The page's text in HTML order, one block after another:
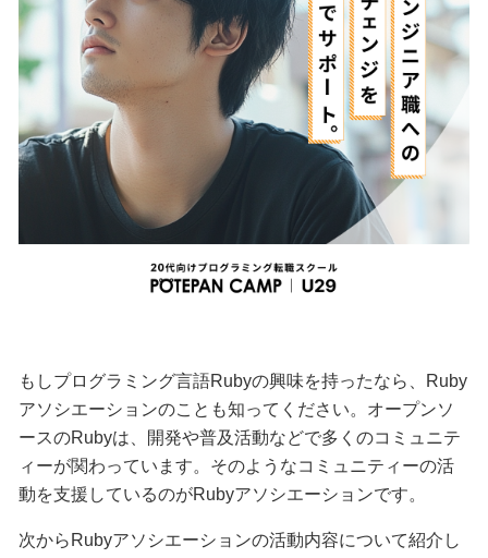
もしプログラミング言語Rubyの興味を持ったなら、Ruby
アソシエーションのことも知ってください。オープンソ
ースのRubyは、開発や普及活動などで多くのコミュニテ
ィーが関わっています。そのようなコミュニティーの活
動を支援しているのがRubyアソシエーションです。
次からRubyアソシエーションの活動内容について紹介し